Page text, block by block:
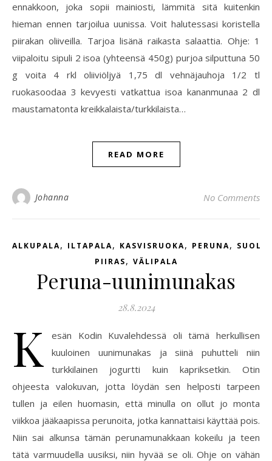
ennakkoon, joka sopii mainiosti, lämmitä sitä kuitenkin
hieman ennen tarjoilua uunissa. Voit halutessasi koristella
piirakan oliiveilla. Tarjoa lisänä raikasta salaattia. Ohje: 1
viipaloitu sipuli 2 isoa (yhteensä 450g) purjoa silputtuna 50
g voita 4 rkl oliiviöljyä 1,75 dl vehnäjauhoja 1/2 tl
ruokasoodaa 3 kevyesti vatkattua isoa kananmunaa 2 dl
maustamatonta kreikkalaista/turkkilaista…
READ MORE
Johanna No Comments
ALKUPALA, ILTAPALA, KASVISRUOKA, PERUNA,
PIIRAS, VÄLIPALA
Peruna-uunimunakas
28.8.2024
K
esän Kodin Kuvalehdessä oli tämä herkullisen
kuuloinen uunimunakas ja siinä puhutteli niin
turkkilainen jogurtti kuin kapriksetkin. Otin
ohjeesta valokuvan, jotta löydän sen helposti tarpeen
tullen ja eilen huomasin, että minulla on ollut jo monta
viikkoa jääkaapissa perunoita, jotka kannattaisi käyttää pois.
Niin sai alkunsa tämän perunamunakkaan kokeilu ja teen
tätä varmuudella uusiksi, niin hyvää se oli. Ohje on vähän